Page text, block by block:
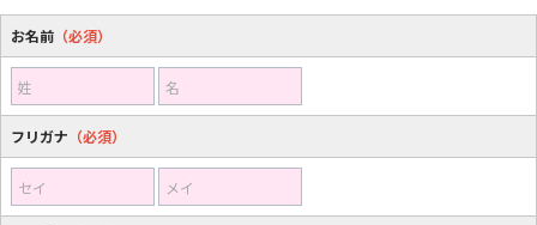
お名前 （必須）
姓 名
フリガナ （必須）
セイ メイ